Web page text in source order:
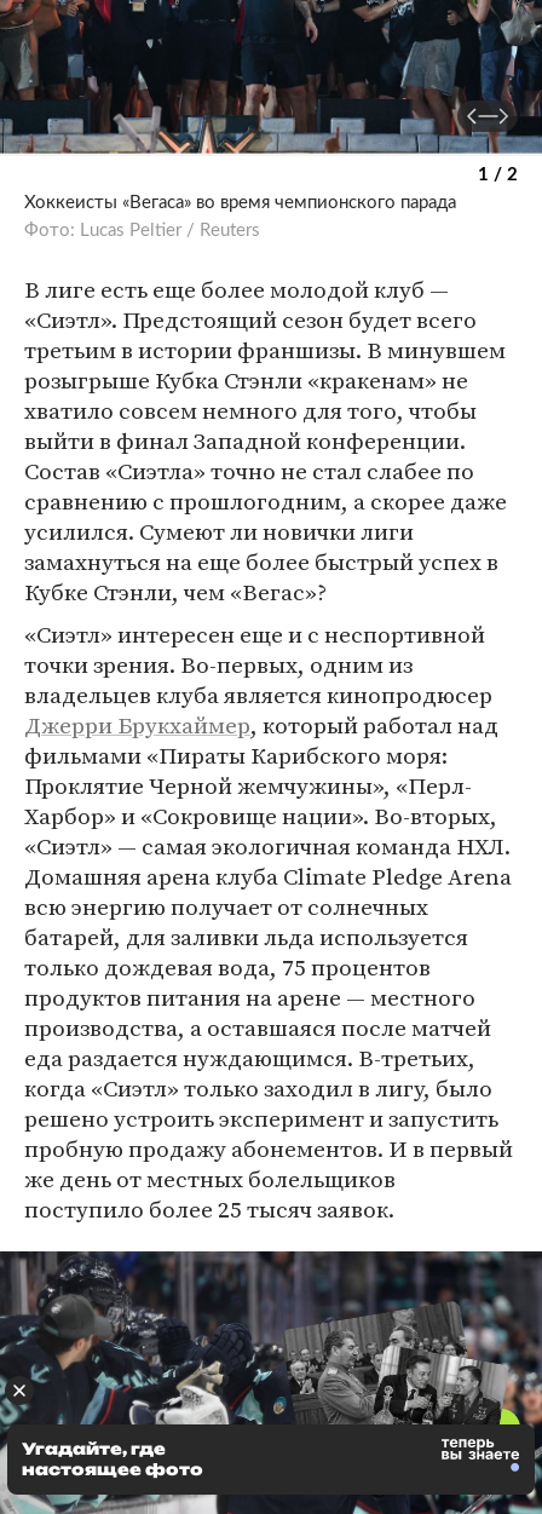
1 / 2
Хоккеисты «Вегаса» во время чемпионского парада
Фото: Lucas Peltier / Reuters
В лиге есть еще более молодой клуб —
«Сиэтл». Предстоящий сезон будет всего
третьим в истории франшизы. В минувшем
розыгрыше Кубка Стэнли «кракенам» не
хватило совсем немного для того, чтобы
выйти в финал Западной конференции.
Состав «Сиэтла» точно не стал слабее по
сравнению с прошлогодним, а скорее даже
усилился. Сумеют ли новички лиги
замахнуться на еще более быстрый успех в
Кубке Стэнли, чем «Вегас»?
«Сиэтл» интересен еще и с неспортивной
точки зрения. Во-первых, одним из
владельцев клуба является кинопродюсер
Джерри Брукхаймер, который работал над
фильмами «Пираты Карибского моря:
Проклятие Черной жемчужины», «Перл-
Харбор» и «Сокровище нации». Во-вторых,
«Сиэтл» — самая экологичная команда НХЛ.
Домашняя арена клуба Climate Pledge Arena
всю энергию получает от солнечных
батарей, для заливки льда используется
только дождевая вода, 75 процентов
продуктов питания на арене — местного
производства, а оставшаяся после матчей
еда раздается нуждающимся. В-третьих,
когда «Сиэтл» только заходил в лигу, было
решено устроить эксперимент и запустить
пробную продажу абонементов. И в первый
же день от местных болельщиков
поступило более 25 тысяч заявок.
Угадайте, где
настоящее фото